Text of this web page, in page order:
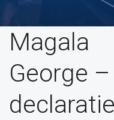
Magala
George –
declaratie